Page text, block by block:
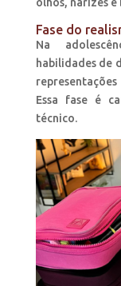
olhos, narizes e
Fase do
Na
habilidades de
Essa fase é
técnico.